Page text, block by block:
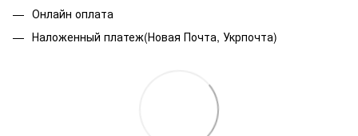
Онлайн оплата
Наложенный платеж(Новая Почта, Укрпочта)